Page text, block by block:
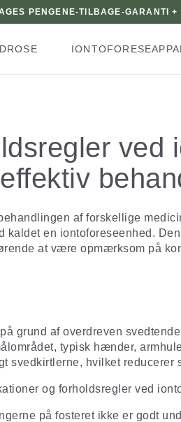
PENGENE-TILBAGE-GARANTI +
ved
af forskellige
en iontoforeseenhed.
at være opmærksom på
grund af overdreven
typisk hænder,
svedkirtlerne, hvilket reducerer
og forholdsregler ved
på fosteret ikke er godt